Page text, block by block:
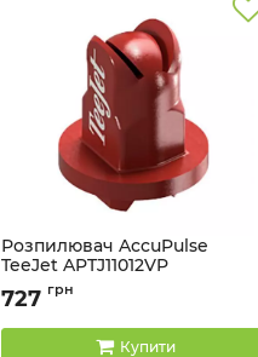
Розпилювач AccuPulse
TeeJet APTJ11012VP
Артикул: APTJ11012VP
727 грн
Купити